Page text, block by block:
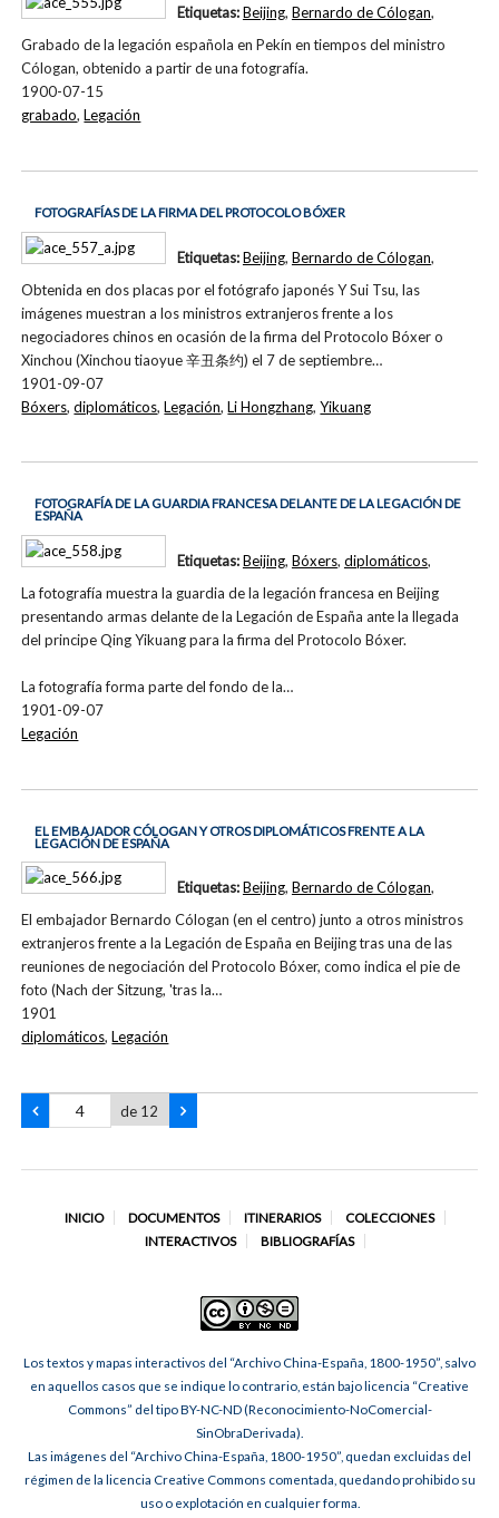
Grabado de la legación española en Pekín en tiempos del ministro
Cólogan, obtenido a partir de una fotografía.
1900-07-15
Etiquetas:Beijing, Bernardo de Cólogan,
grabado,Legación
FOTOGRAFÍAS DE LA FIRMA DEL PROTOCOLO BÓXER
Obtenida en dos placas por el fotógrafo japonés Y Sui Tsu, las
imágenes muestran a los ministros extranjeros frente a los
negociadores chinos en ocasión de la firma del Protocolo Bóxer o
Xinchou (Xinchou tiaoyue 辛丑条约) el 7 de septiembre…
1901-09-07
Etiquetas:Beijing, Bernardo de Cólogan,
Bóxers,diplomáticos,Legación,Li Hongzhang,Yikuang
FOTOGRAFÍA DE LA GUARDIA FRANCESA DELANTE DE LA LEGACIÓN DE
ESPAÑA
La fotografía muestra la guardia de la legación francesa en Beijing
presentando armas delante de la Legación de España ante la llegada
del principe Qing Yikuang para la firma del Protocolo Bóxer.
La fotografía forma parte del fondo de la…
1901-09-07
Etiquetas:Beijing, Bóxers, diplomáticos,
Legación
EL EMBAJADOR CÓLOGAN Y OTROS DIPLOMÁTICOS FRENTE A LA
LEGACIÓN DE ESPAÑA
El embajador Bernardo Cólogan (en el centro) junto a otros ministros
extranjeros frente a la Legación de España en Beijing tras una de las
reuniones de negociación del Protocolo Bóxer, como indica el pie de
foto (Nach der Sitzung, 'tras la…
1901
Etiquetas:Beijing, Bernardo de Cólogan,
diplomáticos,Legación
de 12
INICIO DOCUMENTOS ITINERARIOS
COLECCIONES
INTERACTIVOS
BIBLIOGRAFÍAS
Los textos y mapas interactivos del “Archivo China-España, 1800-1950”, salvo
en aquellos casos que se indique lo contrario, están bajo licencia “Creative
Commons” del tipo BY-NC-ND (Reconocimiento-NoComercial-
SinObraDerivada).
Las imágenes del “Archivo China-España, 1800-1950”, quedan excluidas del
régimen de la licencia Creative Commons comentada, quedando prohibido su
uso o explotación en cualquier forma.